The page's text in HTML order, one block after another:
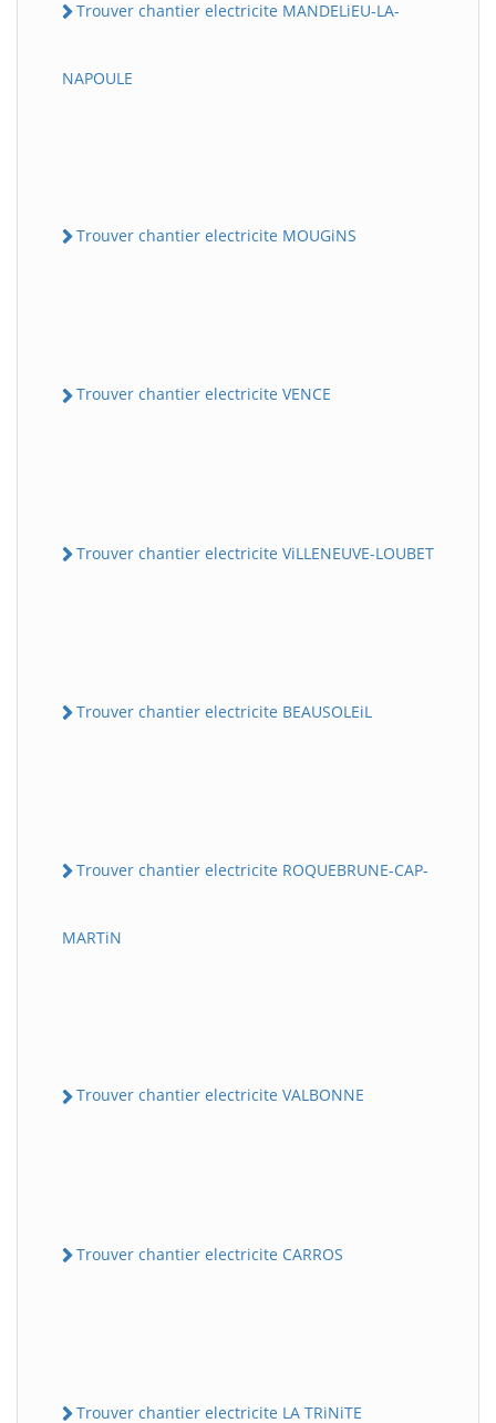
Trouver chantier electricite MANDELiEU-LA-
NAPOULE
Trouver chantier electricite MOUGiNS
Trouver chantier electricite VENCE
Trouver chantier electricite ViLLENEUVE-LOUBET
Trouver chantier electricite BEAUSOLEiL
Trouver chantier electricite ROQUEBRUNE-CAP-
MARTiN
Trouver chantier electricite VALBONNE
Trouver chantier electricite CARROS
Trouver chantier electricite LA TRiNiTE